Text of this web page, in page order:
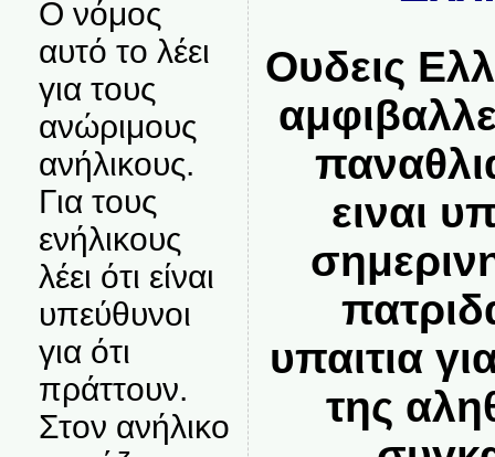
Ο νόμος
αυτό το λέει
για τους
ανώριμους
ανήλικους.
Για τους
ενήλικους
λέει ότι είναι
υπεύθυνοι
για ότι
πράττουν.
Στον ανήλικο
Ουδεις
ειναι
υπαιτια
της